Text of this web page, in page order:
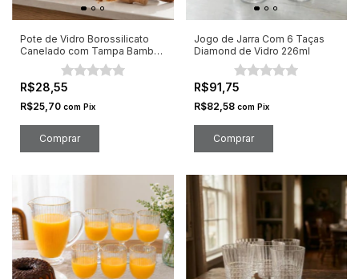
Pote de Vidro Borossilicato
Canelado com Tampa Bambu
R$28,55
R$25,70 com Pix
Jogo de Jarra Com 6 Taças
Diamond de Vidro 226ml
R$91,75
R$82,58 com Pix